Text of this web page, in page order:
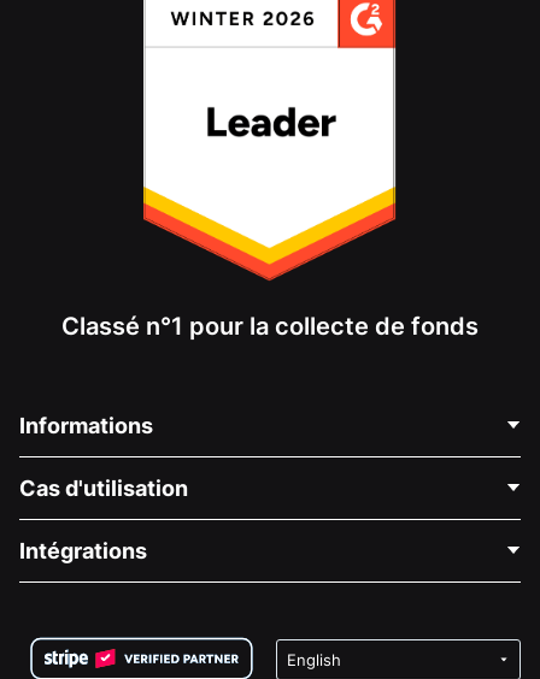
Classé n°1 pour la collecte de fonds
Informations
À propos de nous
Carrières
Confidentialité
Cas d'utilisation
Collecte de fonds médicale
Collecte de fonds caritative
Intégrations
Plugin de don Wix